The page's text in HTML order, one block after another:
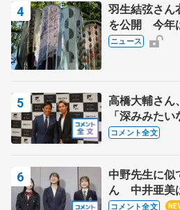
羽生結弦さん
を公開 今年
の瑞鳳殿
ニュース
高橋大輔さん
「深みみた
る？」 〝兄
コメント全文
中野先生に似
ん 中井亜美
ャンプに 島
コメント全文